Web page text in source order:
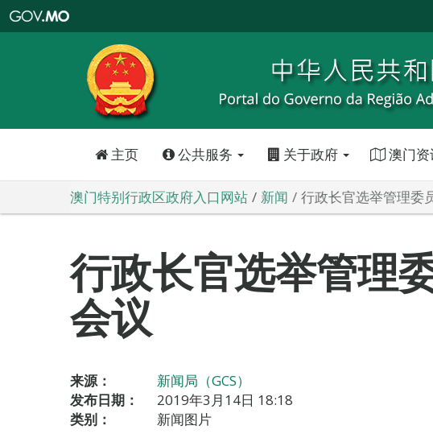
特
政
区
政
口
主页 公共服务 关于政府 澳门资
澳门特别行政区政府入口网站 新闻 行政长官选举管理委
行政长官选举管理
会议
来源：
新闻局（GCS）
发布日期：
2019年3月14日 18:18
类别：
新闻图片